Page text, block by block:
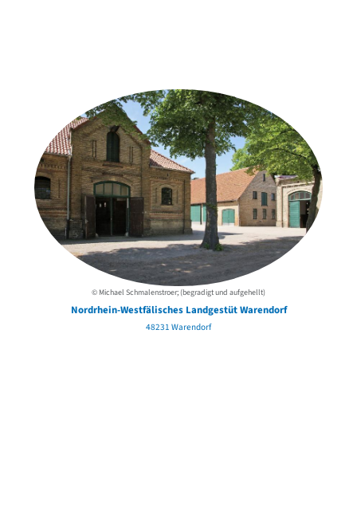
© Michael Schmalenstroer; (begradigt und aufgehellt)
Nordrhein-Westfälisches Landgestüt Warendorf
48231 Warendorf